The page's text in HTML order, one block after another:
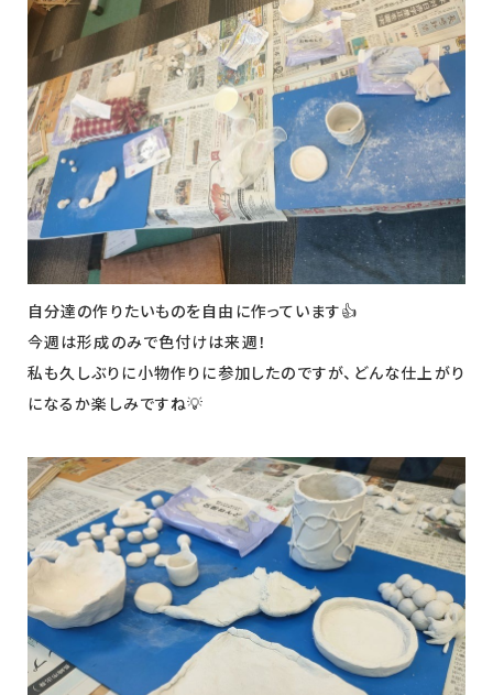
自分達の作りたいものを自由に作っています👍
今週は形成のみで色付けは来週！
私も久しぶりに小物作りに参加したのですが、どんな仕上がり
になるか楽しみですね💡